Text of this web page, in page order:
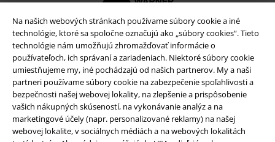
Na našich webových stránkach používame súbory cookie a iné
technológie, ktoré sa spoločne označujú ako „súbory cookies“. Tieto
technológie nám umožňujú zhromažďovať informácie o
používateľoch, ich správaní a zariadeniach. Niektoré súbory cookie
umiestňujeme my, iné pochádzajú od našich partnerov. My a naši
partneri používame súbory cookie na zabezpečenie spoľahlivosti a
bezpečnosti našej webovej lokality, na zlepšenie a prispôsobenie
vašich nákupných skúseností, na vykonávanie analýz a na
marketingové účely (napr. personalizované reklamy) na našej
webovej lokalite, v sociálnych médiách a na webových lokalitách